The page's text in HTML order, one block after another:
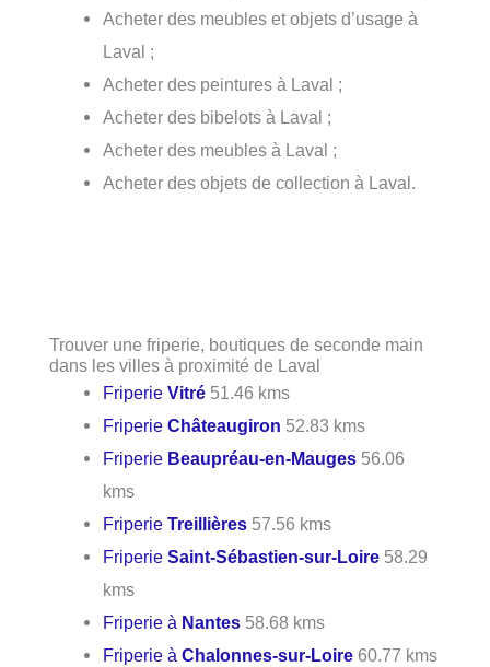
Acheter des meubles et objets d’usage à
Laval ;
Acheter des peintures à Laval ;
Acheter des bibelots à Laval ;
Acheter des meubles à Laval ;
Acheter des objets de collection à Laval.
Trouver une friperie, boutiques de seconde main
dans les villes à proximité de Laval
FriperieVitré 51.46 kms
FriperieChâteaugiron 52.83 kms
Friperie Beaupréau-en-Mauges 56.06
kms
FriperieTreillières 57.56 kms
FriperieSaint-Sébastien-sur-Loire 58.29
kms
Friperie à Nantes 58.68 kms
Friperie àChalonnes-sur-Loire 60.77 kms